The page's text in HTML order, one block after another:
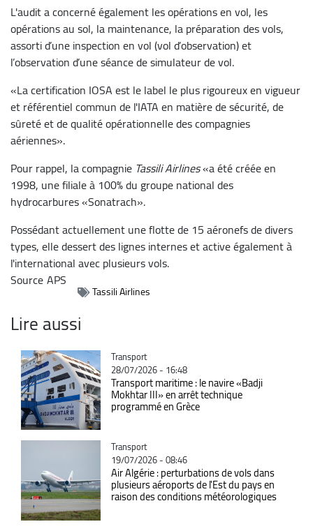
L'audit a concerné également les opérations en vol, les
opérations au sol, la maintenance, la préparation des vols,
assorti d’une inspection en vol (vol d’observation) et
l’observation d’une séance de simulateur de vol.
«La certification IOSA est le label le plus rigoureux en vigueur
et référentiel commun de l'IATA en matière de sécurité, de
sûreté et de qualité opérationnelle des compagnies
aériennes».
Pour rappel, la compagnie Tassili Airlines«a été créée en
1998, une filiale à 100% du groupe national des
hydrocarbures «Sonatrach».
Possédant actuellement une flotte de 15 aéronefs de divers
types, elle dessert des lignes internes et active également à
l'international avec plusieurs vols.
SourceAPS
Tassili Airlines
Lire aussi
Catégorie
Transport
28/07/2026 - 16:48
Transport maritime : le navire «Badji
Mokhtar III» en arrêt technique
programmé en Grèce
Catégorie
Transport
19/07/2026 - 08:46
Air Algérie : perturbations de vols dans
plusieurs aéroports de l'Est du pays en
raison des conditions météorologiques